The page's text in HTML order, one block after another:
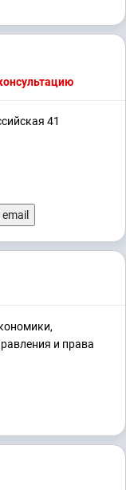
41
и права